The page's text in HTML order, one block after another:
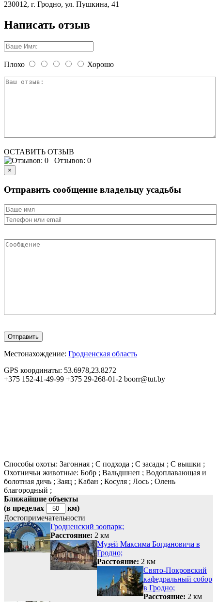
230012, г. Гродно, ул. Пушкина, 41
Написать отзыв
Плохо Хорошо
ОСТАВИТЬ ОТЗЫВ
Отзывов: 0
×
Отправить сообщение владельцу усадьбы
Местонахождение: Гродненская область
GPS координаты: 53.6978,23.8272
+375 152-41-49-99 +375 29-268-01-2 boorr@tut.by
Способы охоты: Загонная ; С подхода ; С засады ; С вышки ;
Охотничьи животные: Бобр ; Вальдшнеп ; Водоплавающая и
болотная дичь ; Заяц ; Кабан ; Косуля ; Лось ; Олень
благородный ;
Ближайшие объекты
(в пределах
км)
Достопримечательности
Гродненский зоопарк;
Расстояние: 2 км
Музей Максима Богдановича в
Гродно;
Расстояние: 2 км
Свято-Покровский
кафедральный собор
в Гродно;
Расстояние: 2 км